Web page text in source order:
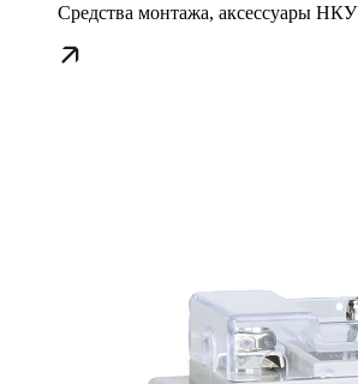
Средства монтажа, аксессуары НКУ